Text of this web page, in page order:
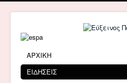
ΑΡΧΙΚΗ
ΕΙΔΗΣΕΙΣ